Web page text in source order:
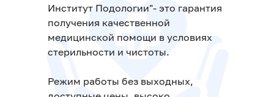
Институт Подологии"- это гарантия
получения качественной
медицинской помощи в условиях
стерильности и чистоты.
Режим работы без выходных,